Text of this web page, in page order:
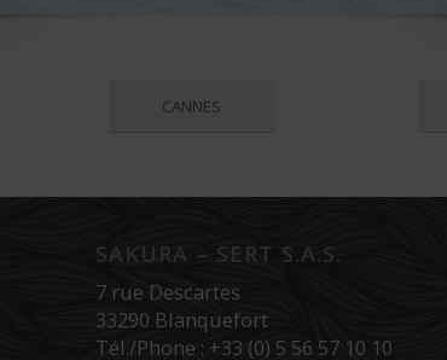
CANNES
SAKURA – SERT S.A.S.
7 rue Descartes
33290 Blanquefort
Tél./Phone : +33 (0) 5 56 57 10 10